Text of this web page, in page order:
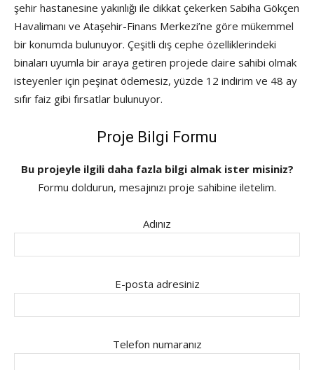
şehir hastanesine yakınlığı ile dikkat çekerken Sabiha Gökçen
Havalimanı ve Ataşehir-Finans Merkezi’ne göre mükemmel
bir konumda bulunuyor. Çeşitli dış cephe özelliklerindeki
binaları uyumla bir araya getiren projede daire sahibi olmak
isteyenler için peşinat ödemesiz, yüzde 12 indirim ve 48 ay
sıfır faiz gibi fırsatlar bulunuyor.
Proje Bilgi Formu
Bu projeyle ilgili daha fazla bilgi almak ister misiniz?
Formu doldurun, mesajınızı proje sahibine iletelim.
Adınız
E-posta adresiniz
Telefon numaranız